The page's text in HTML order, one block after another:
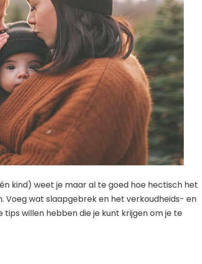
kind) weet je maar al te goed hoe hectisch het
Voeg wat slaapgebrek en het verkoudheids- en
willen hebben die je kunt krijgen om je te